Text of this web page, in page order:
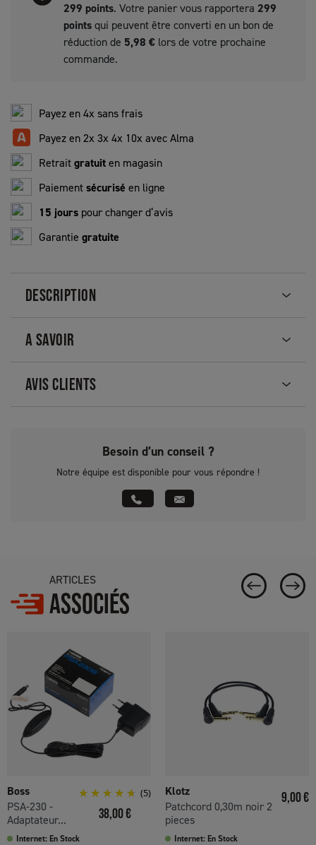
299 points. Votre panier vous rapportera 299
pointsqui peuvent être converti en un bon de
réduction de 5,98 €lors de votre prochaine
commande.
Payez en 4x sans frais
Payez en 2x 3x 4x 10x avec Alma
Retraitgratuiten magasin
Paiementsécurisé en ligne
15 jours pour changer d’avis
Garantie gratuite
DESCRIPTION
A SAVOIR
AVIS CLIENTS
Besoin d’un conseil ?
Notre équipe est disponible pour vous répondre !
ARTICLES
ASSOCIÉS
Boss
PSA-230 -
Adaptateur...
(5)
Prix
38,00 €
Internet: En Stock
Klotz
Patchcord 0,30m noir 2
pieces
Prix
9,00 €
Internet: En Stock